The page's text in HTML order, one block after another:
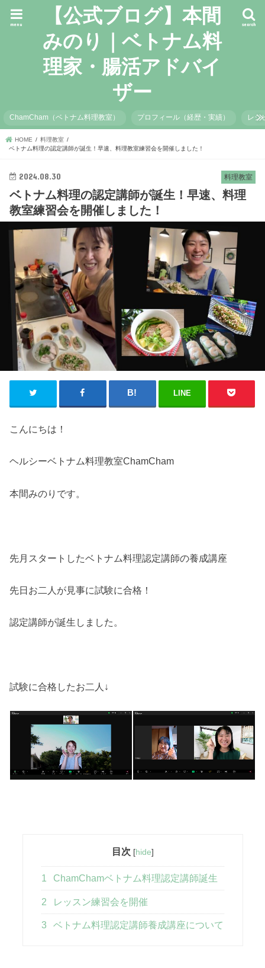
【公式ブログ】本間
みのり｜ベトナム料
理家・腸活アドバイ
ザー
search
menu
ChamCham（ベトナム料理教室） プロフィール（経歴・実績） レシ
HOME
料理教室
ベトナム料理の認定講師が誕生！早速、料理教室練習会を開催しました！
料理教室
2024.08.30
ベトナム料理の認定講師が誕生！早速、料理
教室練習会を開催しました！
LINE
こんにちは！
ヘルシーベトナム料理教室ChamCham
本間みのりです。
先月スタートしたベトナム料理認定講師の養成講座
先日お二人が見事に試験に合格！
認定講師が誕生しました。
試験に合格したお二人↓
目次 [hide]
1 ChamChamベトナム料理認定講師誕生
2 レッスン練習会を開催
3 ベトナム料理認定講師養成講座について